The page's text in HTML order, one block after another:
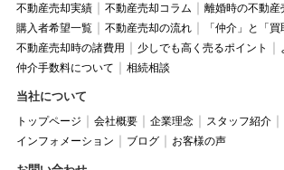
不動産売却実績
不動産売却コラム
離婚時の不動産
購入者希望一覧
不動産売却の流れ
「仲介」と「
不動産売却時の諸費用
少しでも高く売るポイント
仲介手数料について
相続相談
当社について
トップページ 会社概要 企業理念
スタッフ紹介
インフォメーション
ブログ お客様の声